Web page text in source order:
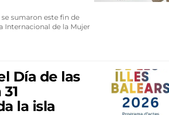
sumaron este fin de
Internacional de la Mujer
Día de las
la isla